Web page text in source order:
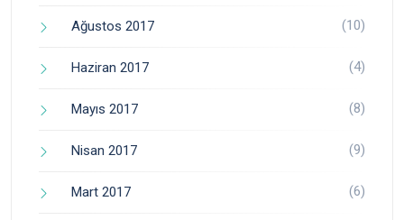
Ağustos 2017 (10)
Haziran 2017 (4)
Mayıs 2017 (8)
Nisan 2017 (9)
Mart 2017 (6)